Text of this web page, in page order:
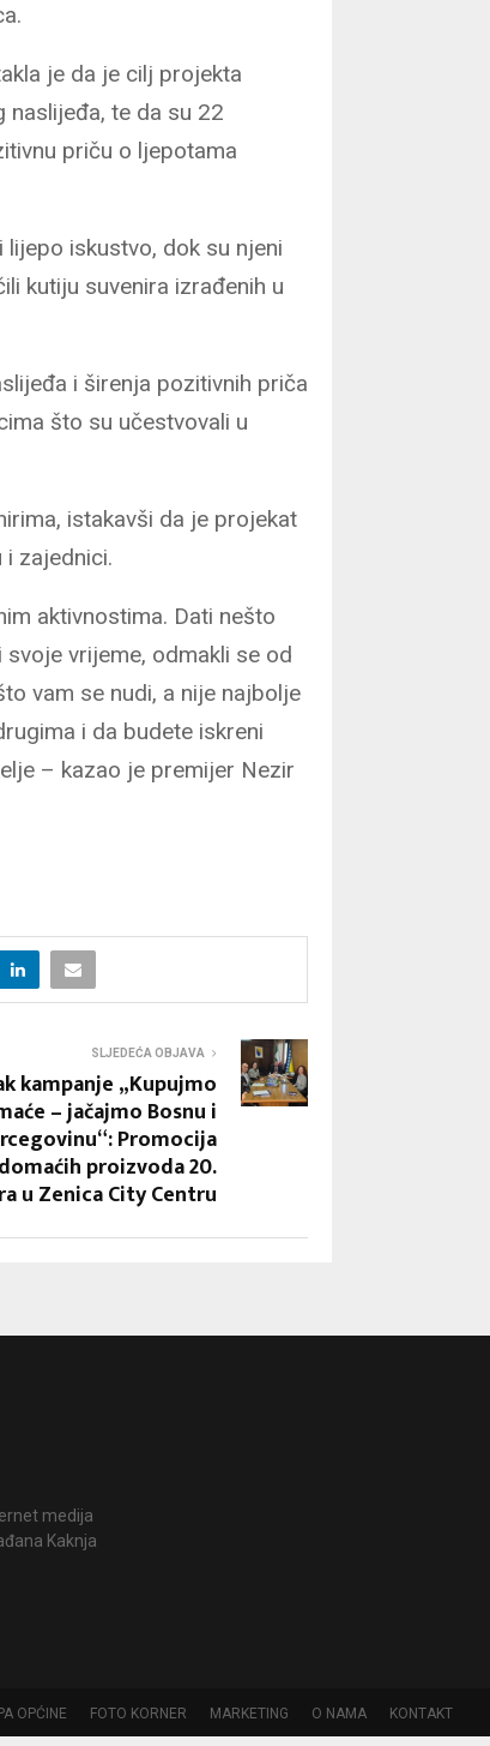
je da je cilj projekta
te da su 22
priču o ljepotama
iskustvo, dok su njeni
kutiju suvenira izrađenih u
i širenja pozitivnih priča
što su učestvovali u
istakavši da je projekat
zajednici.
aktivnostima. Dati nešto
vrijeme, odmakli se od
vam se nudi, a nije najbolje
i da budete iskreni
– kazao je premijer Nezir
SLJEDEĆA OBJAVA
kampanje „Kupujmo
– jačajmo Bosnu i
Promocija
domaćih proizvoda 20.
u Zenica City Centru
medija
Kaknja
OPĆINE FOTO KORNER MARKETING O NAMA KONTAKT